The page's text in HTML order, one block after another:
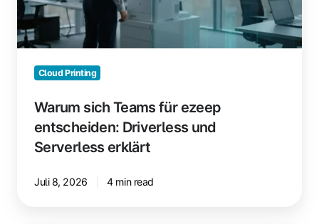
und
Serverless
erklärt
Cloud Printing
Warum sich Teams für ezeep
entscheiden: Driverless und
Serverless erklärt
Juli 8, 2026 4 min read